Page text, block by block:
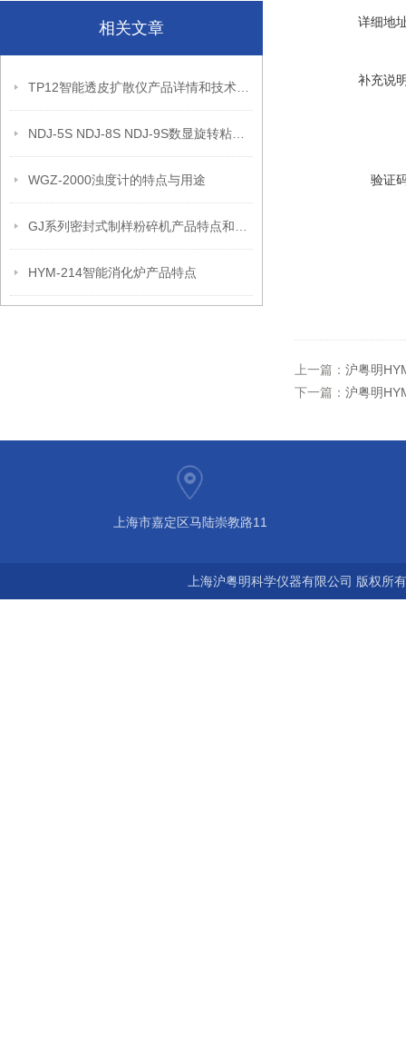
相关文章
WGZ-2000浊度计的特点与用途
HYM-214智能消化炉产品特点
详细地
补充说
验证
上一篇： 沪粤明
下一篇： 沪粤明
上海市嘉定区马陆崇教路11
上海沪粤明科学仪器有限公司 版权所